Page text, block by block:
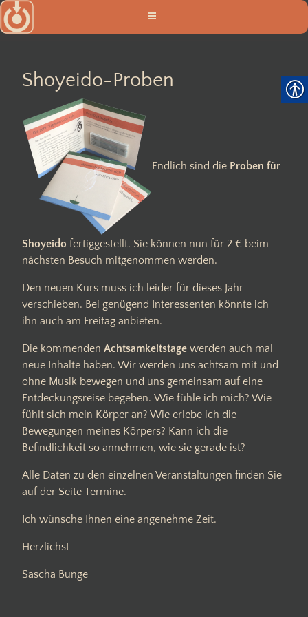
Zum
Inhalt
Shoyeido-Proben
Endlich sind die Proben für
Shoyeido fertiggestellt. Sie können nun für 2 € beim
nächsten Besuch mitgenommen werden.
Den neuen Kurs muss ich leider für dieses Jahr
verschieben. Bei genügend Interessenten könnte ich
ihn auch am Freitag anbieten.
Die kommenden Achtsamkeitstage werden auch mal
neue Inhalte haben. Wir werden uns achtsam mit und
ohne Musik bewegen und uns gemeinsam auf eine
Entdeckungsreise begeben. Wie fühle ich mich? Wie
fühlt sich mein Körper an? Wie erlebe ich die
Bewegungen meines Körpers? Kann ich die
Befindlichkeit so annehmen, wie sie gerade ist?
Alle Daten zu den einzelnen Veranstaltungen finden Sie
auf der Seite Termine.
Ich wünsche Ihnen eine angenehme Zeit.
Herzlichst
Sascha Bunge